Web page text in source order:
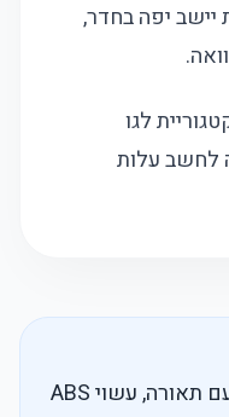
יפה בחדר,
לגו
לחשב עלות
סט בנייה של עץ סאקורה קטן עם תאורה, עשוי ABS